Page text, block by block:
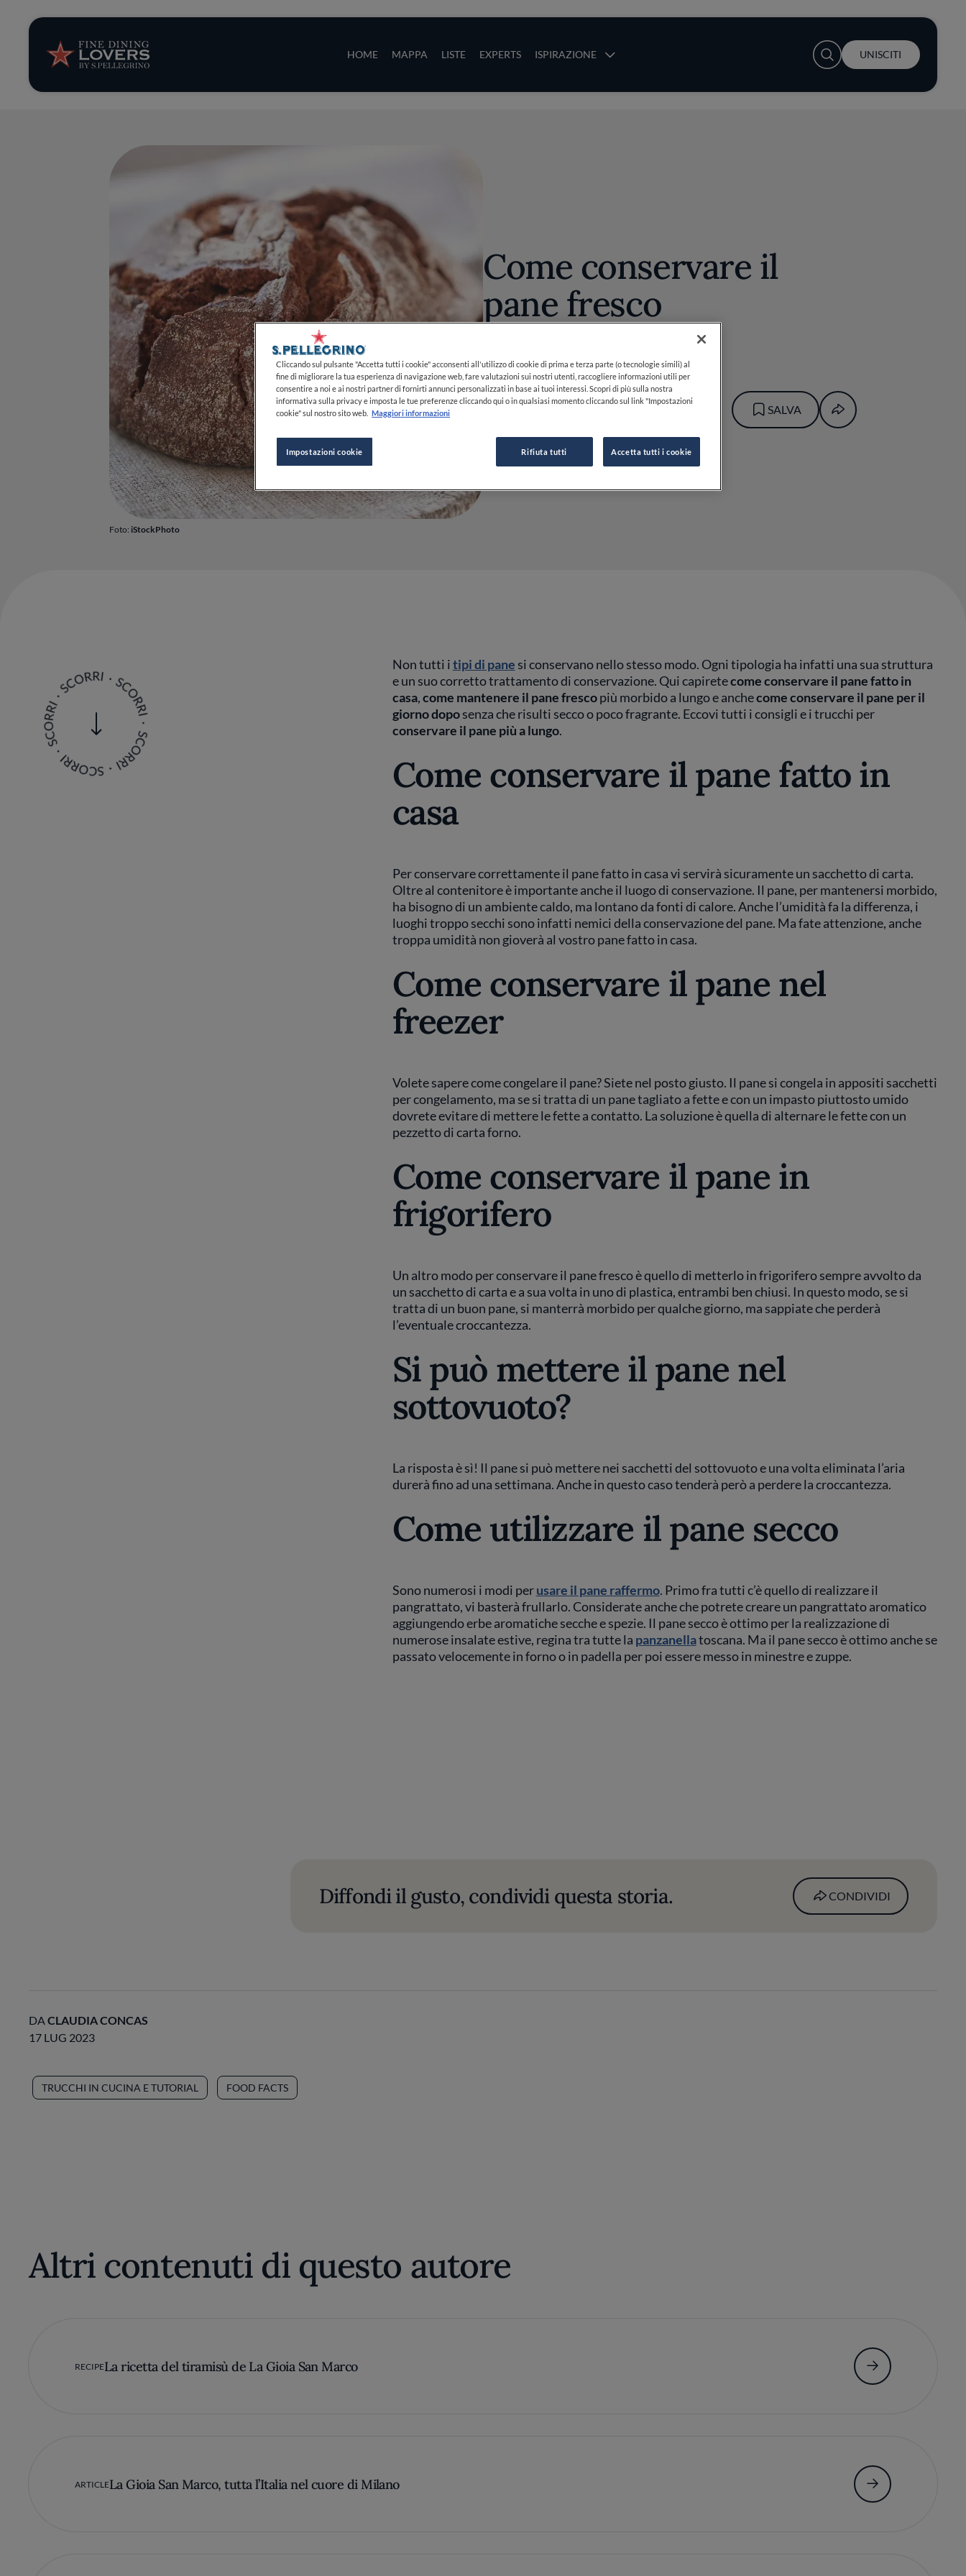
HOME MAPPA LISTE EXPERTS ISPIRAZIONE
Storie e tendenze
Ricette
Trucchi e consigli
Serie
User account menu
UNISCITI
Foto: iStockPhoto
Come conservare il
pane fresco
DACLAUDIA CONCAS
SALVA
Non tutti itipi di panesi conservano nello stesso modo. Ogni tipologia ha infatti una sua struttura
e un suo corretto trattamento di conservazione. Qui capiretecome conservare il pane fatto in
casa,come mantenere il pane frescopiù morbido a lungo e anchecome conservare il pane per il
giorno doposenza che risulti secco o poco fragrante. Eccovi tutti i consigli e i trucchi per
conservare il pane più a lungo.
Come conservare il pane fatto in
casa
Per conservare correttamente il pane fatto in casa vi servirà sicuramente un sacchetto di carta.
Oltre al contenitore è importante anche il luogo di conservazione. Il pane, per mantenersi morbido,
ha bisogno di un ambiente caldo, ma lontano da fonti di calore. Anche l’umidità fa la differenza, i
luoghi troppo secchi sono infatti nemici della conservazione del pane. Ma fate attenzione, anche
troppa umidità non gioverà al vostro pane fatto in casa.
Come conservare il pane nel
freezer
Volete sapere come congelare il pane? Siete nel posto giusto. Il pane si congela in appositi sacchetti
per congelamento, ma se si tratta di un pane tagliato a fette e con un impasto piuttosto umido
dovrete evitare di mettere le fette a contatto. La soluzione è quella di alternare le fette con un
pezzetto di carta forno.
Come conservare il pane in
frigorifero
Un altro modo per conservare il pane fresco è quello di metterlo in frigorifero sempre avvolto da
un sacchetto di carta e a sua volta in uno di plastica, entrambi ben chiusi. In questo modo, se si
tratta di un buon pane, si manterrà morbido per qualche giorno, ma sappiate che perderà
l’eventuale croccantezza.
Si può mettere il pane nel
sottovuoto?
La risposta è sì! Il pane si può mettere nei sacchetti del sottovuoto e una volta eliminata l’aria
durerà fino ad una settimana. Anche in questo caso tenderà però a perdere la croccantezza.
Come utilizzare il pane secco
Sono numerosi i modi perusare il pane raffermo. Primo fra tutti c’è quello di realizzare il
pangrattato, vi basterà frullarlo. Considerate anche che potrete creare un pangrattato aromatico
aggiungendo erbe aromatiche secche e spezie. Il pane secco è ottimo per la realizzazione di
numerose insalate estive, regina tra tutte la panzanellatoscana. Ma il pane secco è ottimo anche se
passato velocemente in forno o in padella per poi essere messo in minestre e zuppe.
Diffondi il gusto, condividi questa storia. CONDIVIDI
DACLAUDIA CONCAS
17 LUG 2023
TRUCCHI IN CUCINA E TUTORIAL FOOD FACTS
Altri contenuti di questo autore
RECIPELa ricetta del tiramisù de La Gioia San Marco
ARTICLELa Gioia San Marco, tutta l’Italia nel cuore di Milano
Cliccando sul pulsante "Accetta tutti i cookie" acconsenti all'utilizzo di cookie di prima e terza parte (o tecnologie simili) al
fine di migliorare la tua esperienza di navigazione web, fare valutazioni sui nostri utenti, raccogliere informazioni utili per
consentire a noi e ai nostri partner di fornirti annunci personalizzati in base ai tuoi interessi. Scopri di più sulla nostra
informativa sulla privacy e imposta le tue preferenze cliccando qui o in qualsiasi momento cliccando sul link "Impostazioni
cookie" sul nostro sito web. Maggiori informazioni
Impostazioni cookie Rifiuta tutti Accetta tutti i cookie